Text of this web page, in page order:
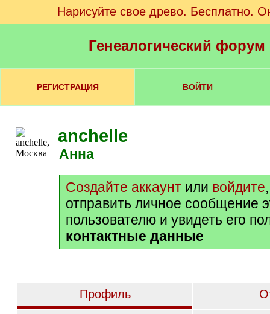
Нарисуйте свое древо. Бесплатно.
Генеалогический
РЕГИСТРАЦИЯ ВОЙТИ
anchelle
Анна
Создайте аккаунт или войдите
отправить личное сообщение
пользователю и увидеть его
контактные данные
Профиль